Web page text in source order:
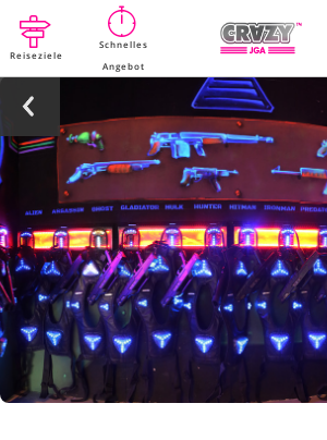
Reiseziele
Schnelles
Angebot